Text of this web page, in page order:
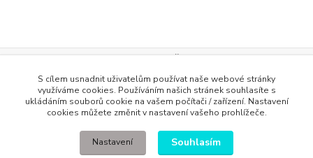
Evidence Tržeb
Podle zákona o evidenci tržeb je prodávající povinen vystavit
kupujícímu účtenku. Zároveň je povinen zaevidovat přijatou tržbu u
správce daně online; v případě technického výpadku pak nejpozději do
S cílem usnadnit uživatelům používat naše webové stránky
využíváme cookies. Používáním našich stránek souhlasíte s
ukládáním souborů cookie na vašem počítači / zařízení. Nastavení
cookies můžete změnit v nastavení vašeho prohlížeče.
Nastavení Souhlasím